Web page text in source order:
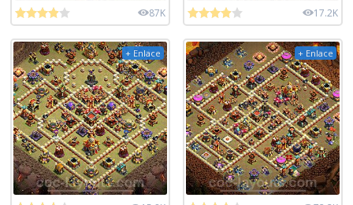
87K 17.2K
+ Enlace + Enlace